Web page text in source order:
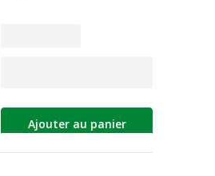
Ajouter au panier